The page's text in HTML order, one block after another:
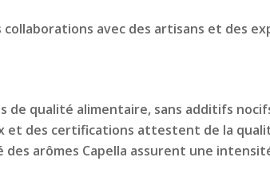
collaborations avec des artisans et des
de qualité alimentaire, sans additifs
et des certifications attestent de la
arômes Capella assurent une